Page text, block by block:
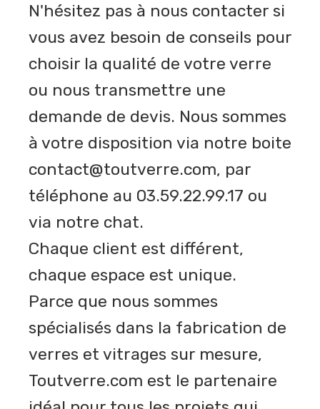
N'hésitez pas à nous contacter si
vous avez besoin de conseils pour
choisir la qualité de votre verre
ou nous transmettre une
demande de devis. Nous sommes
à votre disposition via notre boite
contact@toutverre.com, par
téléphone au 03.59.22.99.17 ou
via notre chat.
Chaque client est différent,
chaque espace est unique.
Parce que nous sommes
spécialisés dans la fabrication de
verres et vitrages sur mesure,
Toutverre.com est le partenaire